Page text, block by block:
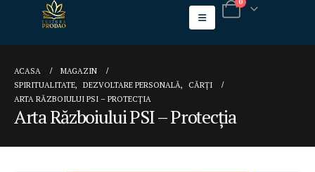
ACASA
MAGAZIN
SPIRITUALITATE, DEZVOLTARE PERSONALĂ,
CĂRȚI
ARTA RĂZBOIULUI PSI – PROTECȚIA
Arta Războiului PSI – Protecția